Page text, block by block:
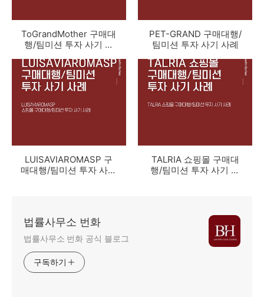
ToGrandMother 구매대
행/팀미션 투자 사기 사
PET-GRAND 구매대행/
팀미션 투자 사기 사례
LUISAVIAROMASP 구
매대행/팀미션 투자 사기
TALRIA 쇼핑몰 구매대
행/팀미션 투자 사기 사
법률사무소 번화
법률사무소 번화 공식 블로그
구독하기